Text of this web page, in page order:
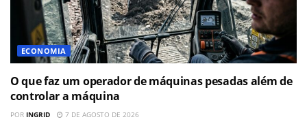
ECONOMIA
O que faz um operador de máquinas pesadas além de
controlar a máquina
POR INGRID 7 DE AGOSTO DE 2026